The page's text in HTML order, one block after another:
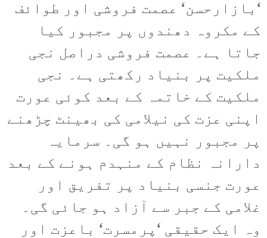
‘بازارحسن‘ عصمت فروشی اور طوائف
کے مکروہ دھندوں پر مجبور کیا
جاتا ہے۔ عصمت فروشی دراصل نجی
ملکیت پر بنیاد رکھتی ہے۔ نجی
ملکیت کے خاتمہ کے بعد کوئی عورت
اپنی عزت کی نیلامی کی بھینٹ چڑھنے
پر مجبور نہیں ہو گی۔ سرمایہ
دارانہ نظام کے منہدم ہونے کے بعد
عورت جنسی بنیاد پر تفریق اور
غلامی کے جبر سے آزاد ہو جائی گی۔
وہ ایک حقیقی ‘پرمسرت‘ باعزت اور